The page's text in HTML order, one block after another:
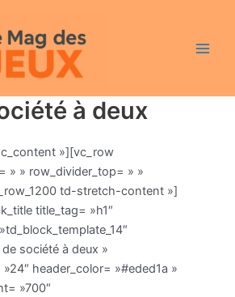
à deux
»][vc_row
» » row_divider_top= » »
td-stretch-content »]
title_tag= »h1″
société à deux »
header_color= »#eded1a »
»700″